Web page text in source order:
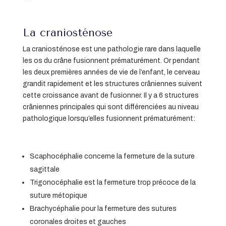
La craniosténose
La craniosténose est une pathologie rare dans laquelle
les os du crâne fusionnent prématurément. Or pendant
les deux premières années de vie de l’enfant, le cerveau
grandit rapidement et les structures crâniennes suivent
cette croissance avant de fusionner. Il y a 6 structures
crâniennes principales qui sont différenciées au niveau
pathologique lorsqu’elles fusionnent prématurément:
Scaphocéphalie concerne la fermeture de la suture
sagittale
Trigonocéphalie est la fermeture trop précoce de la
suture métopique
Brachycéphalie pour la fermeture des sutures
coronales droites et gauches